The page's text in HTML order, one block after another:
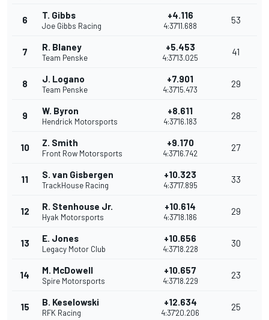
6 T. Gibbs
Joe Gibbs Racing
+4.116
4:37'11.688
53
7 R. Blaney
Team Penske
+5.453
4:37'13.025
41
8 J. Logano
Team Penske
+7.901
4:37'15.473
29
9 W. Byron
Hendrick Motorsports
+8.611
4:37'16.183
28
10 Z. Smith
Front Row Motorsports
+9.170
4:37'16.742
27
11 S. van Gisbergen
TrackHouse Racing
+10.323
4:37'17.895
33
12 R. Stenhouse Jr.
Hyak Motorsports
+10.614
4:37'18.186
29
13 E. Jones
Legacy Motor Club
+10.656
4:37'18.228
30
14 M. McDowell
Spire Motorsports
+10.657
4:37'18.229
23
15 B. Keselowski
RFK Racing
+12.634
4:37'20.206
25